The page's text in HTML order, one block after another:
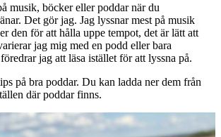
musik, böcker eller poddar när du
Det gör jag. Jag lyssnar mest på musik
den för att hålla uppe tempot, det är lätt att
jag mig med en podd eller bara
jag att läsa istället för att lyssna på.
på bra poddar. Du kan ladda ner dem från
där poddar finns.